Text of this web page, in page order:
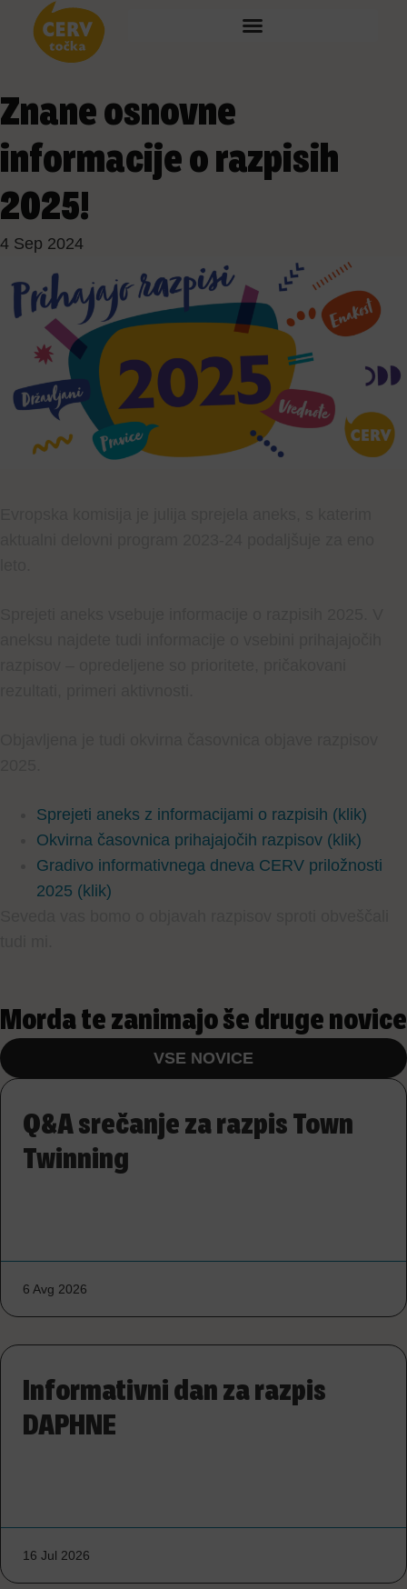
Znane osnovne
informacije o razpisih
2025!
4 Sep 2024
Sprejeti aneks z informacijami o razpisih (klik)
Okvirna časovnica prihajajočih razpisov (klik)
Gradivo informativnega dneva CERV priložnosti
2025 (klik)
Morda te zanimajo še druge novice
VSE NOVICE
Q&A srečanje za razpis Town
Twinning
6 Avg 2026
Informativni dan za razpis
DAPHNE
16 Jul 2026